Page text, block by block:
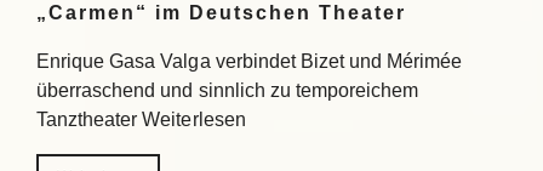
„Carmen“ im Deutschen Theater
Enrique Gasa Valga verbindet Bizet und Mérimée
überraschend und sinnlich zu temporeichem
Tanztheater Weiterlesen